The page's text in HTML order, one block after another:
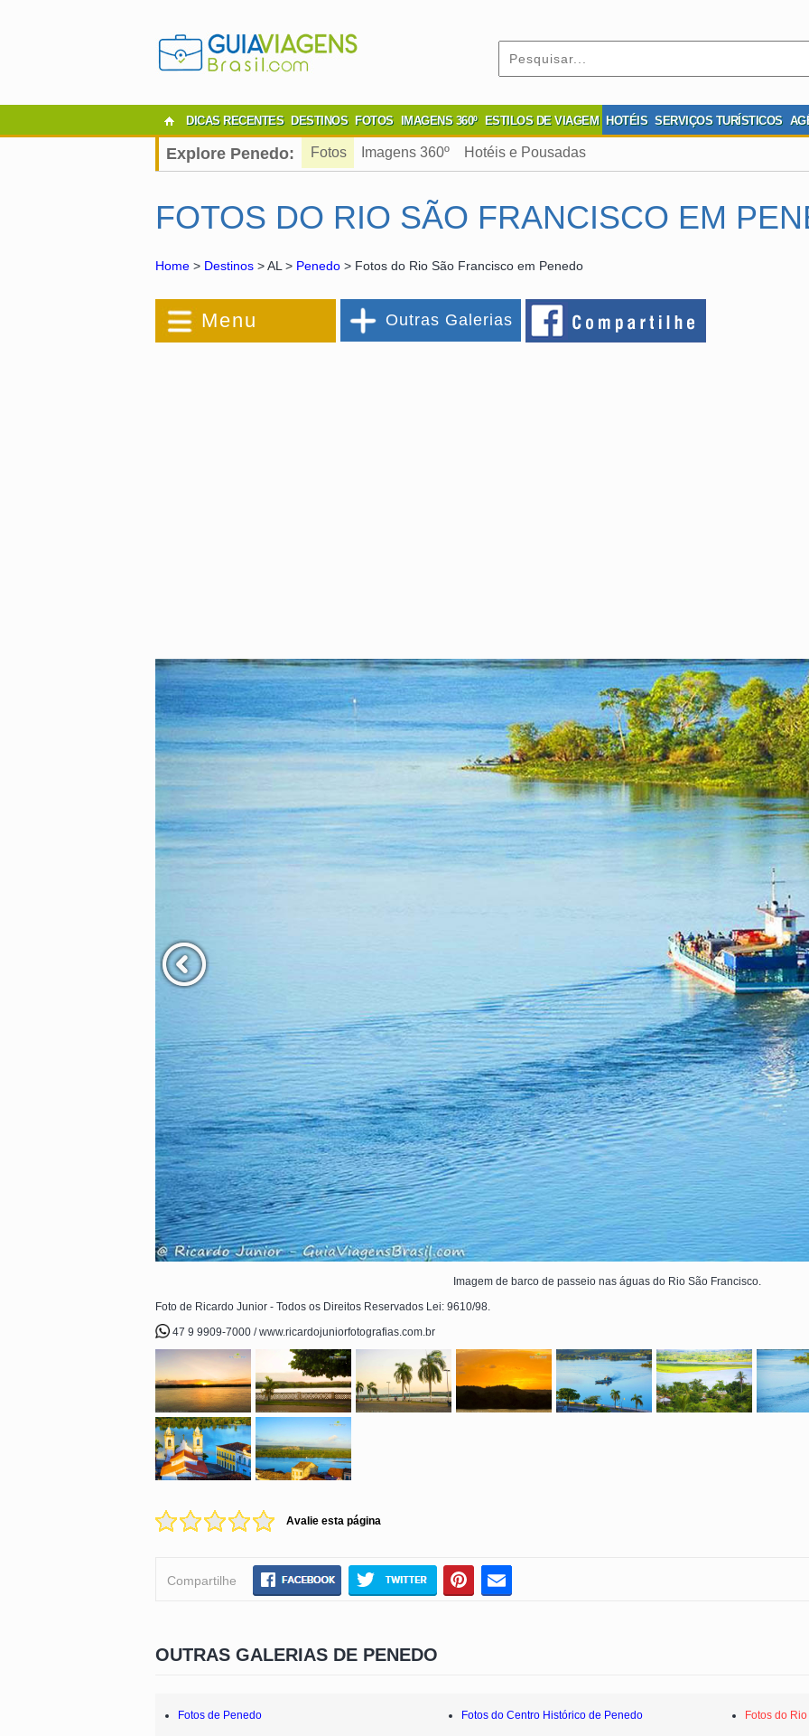
DICAS RECENTES DESTINOS FOTOS IMAGENS 360º ESTILOS DE VIAGEM HOTÉIS SERVIÇOS TURÍSTICOS
Explore Penedo: Fotos Imagens 360º Hotéis e Pousadas
FOTOS DO RIO SÃO FRANCISCO EM
Home > Destinos > AL > Penedo > Fotos do Rio São Francisco em Penedo
Menu Outras Galerias
Imagem de barco de passeio nas águas do Rio São Francisco.
Foto de Ricardo Junior - Todos os Direitos Reservados Lei: 9610/98.
47 9 9909-7000 / www.ricardojuniorfotografias.com.br
Avalie esta página
Compartilhe
OUTRAS GALERIAS DE PENEDO
Fotos de Penedo Fotos do Centro Histórico de Penedo Fotos do